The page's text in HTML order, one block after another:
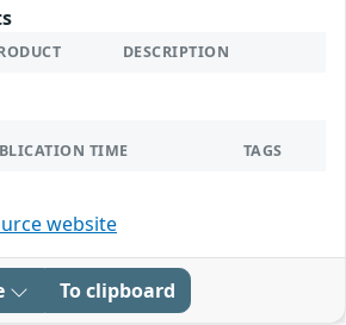
DESCRIPTION
TIME TAGS
website
To clipboard